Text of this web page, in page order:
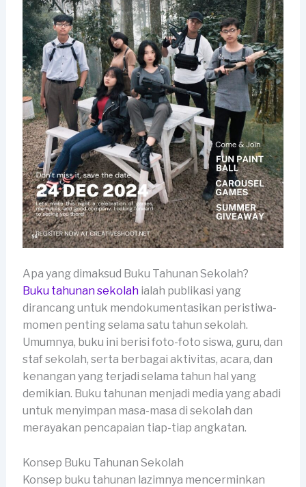
Apa yang dimaksud Buku Tahunan Sekolah?
Buku tahunan sekolahialah publikasi yang
dirancang untuk mendokumentasikan peristiwa-
momen penting selama satu tahun sekolah.
Umumnya, buku ini berisi foto-foto siswa, guru, dan
staf sekolah, serta berbagai aktivitas, acara, dan
kenangan yang terjadi selama tahun hal yang
demikian. Buku tahunan menjadi media yang abadi
untuk menyimpan masa-masa di sekolah dan
merayakan pencapaian tiap-tiap angkatan.
Konsep Buku Tahunan Sekolah
Konsep buku tahunan lazimnya mencerminkan